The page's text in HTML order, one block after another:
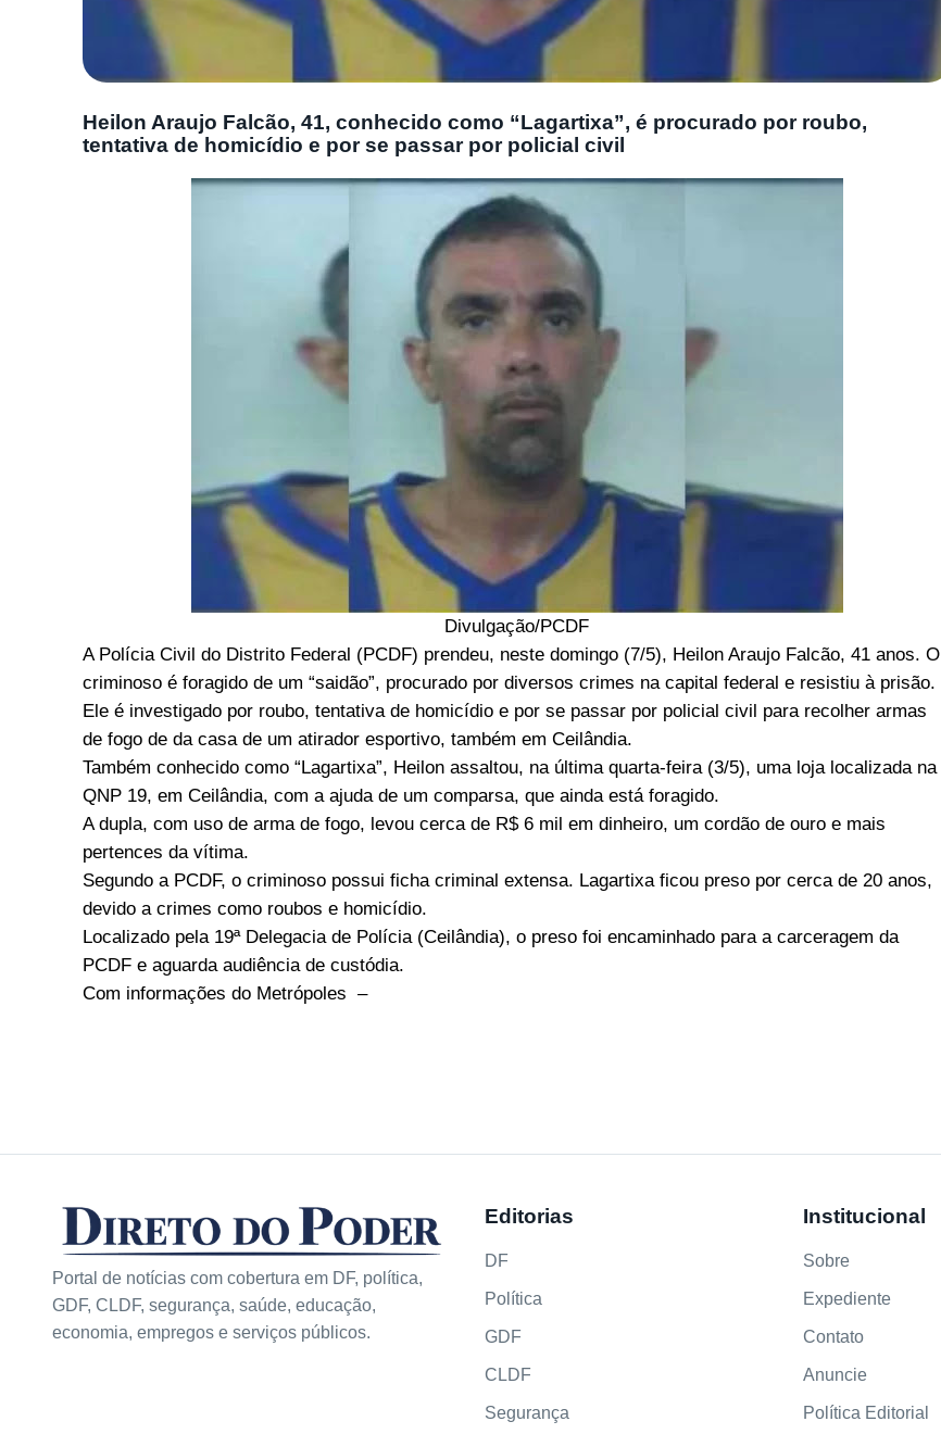
Heilon Araujo Falcão, 41, conhecido como “Lagartixa”, é procurado por roubo,
tentativa de homicídio e por se passar por policial civil
Divulgação/PCDF
A Polícia Civil do Distrito Federal (PCDF) prendeu, neste domingo (7/5), Heilon Araujo Falcão, 41 anos. O
criminoso é foragido de um “saidão”, procurado por diversos crimes na capital federal e resistiu à prisão.
Ele é investigado por roubo, tentativa de homicídio e por se passar por policial civil para recolher armas
de fogo de da casa de um atirador esportivo, também em Ceilândia.
Também conhecido como “Lagartixa”, Heilon assaltou, na última quarta-feira (3/5), uma loja localizada na
QNP 19, em Ceilândia, com a ajuda de um comparsa, que ainda está foragido.
A dupla, com uso de arma de fogo, levou cerca de R$ 6 mil em dinheiro, um cordão de ouro e mais
pertences da vítima.
Segundo a PCDF, o criminoso possui ficha criminal extensa. Lagartixa ficou preso por cerca de 20 anos,
devido a crimes como roubos e homicídio.
Localizado pela 19ª Delegacia de Polícia (Ceilândia), o preso foi encaminhado para a carceragem da
PCDF e aguarda audiência de custódia.
Com informações do Metrópoles –
Portal de notícias com cobertura em DF, política,
GDF, CLDF, segurança, saúde, educação,
economia, empregos e serviços públicos.
Editorias
DF
Política
GDF
CLDF
Segurança
Institucional
Sobre
Expediente
Contato
Anuncie
Política Editorial